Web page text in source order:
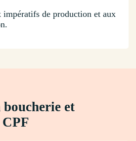
impératifs de production et aux
et